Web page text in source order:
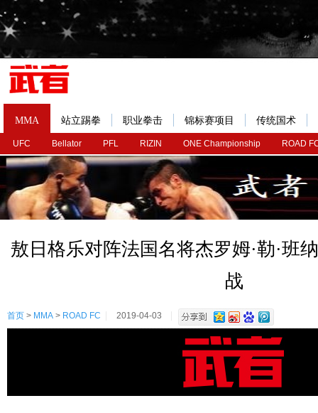
MMA
UFC Bellator PFL RIZIN ONE Championship ROAD
站立踢拳 职业拳击 锦标赛项目 传统国术
敖日格乐对阵法国名将杰罗姆·勒·班
战
首页 > MMA > ROAD FC 2019-04-03